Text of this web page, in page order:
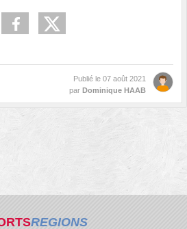
Publié le 07 août 2021
par Dominique HAAB
REGIONS